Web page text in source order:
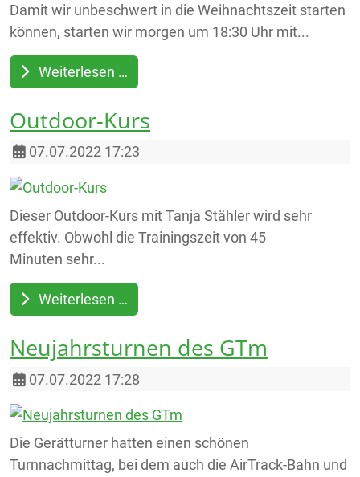
Damit wir unbeschwert in die Weihnachtszeit starten
können, starten wir morgen um 18:30 Uhr mit...
Weiterlesen …
Outdoor-Kurs
Details
07.07.2022 17:23
Dieser Outdoor-Kurs mit Tanja Stähler wird sehr
effektiv. Obwohl die Trainingszeit von 45
Minuten sehr...
Weiterlesen …
Neujahrsturnen des GTm
Details
07.07.2022 17:28
Die Gerätturner hatten einen schönen
Turnnachmittag, bei dem auch die AirTrack-Bahn und